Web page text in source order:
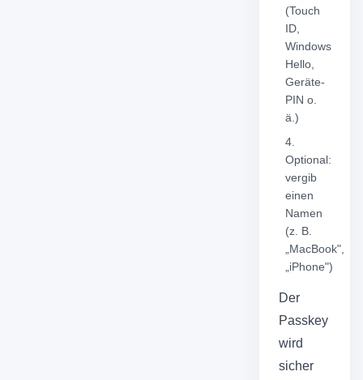
(Touch
ID,
Windows
Hello,
Geräte-
PIN o.
ä.)
Optional:
vergib
einen
Namen
(z. B.
„MacBook",
„iPhone")
Der
Passkey
wird
sicher